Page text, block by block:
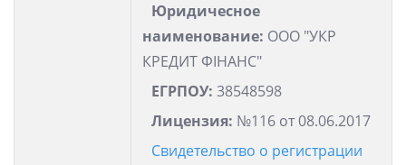
Юридичесное
наименование: ООО "УКР
КРЕДИТ ФІНАНС"
ЕГРПОУ: 38548598
Лицензия: №116 от 08.06.2017
Свидетельство о регистрации